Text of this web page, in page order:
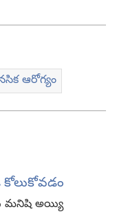
ఆరోగ్యం
కోలుకోవడం
మనిషి అయ్యి